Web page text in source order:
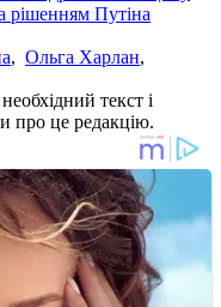
рішенням Путіна
, Ольга Харлан,
текст і
про це редакцію.